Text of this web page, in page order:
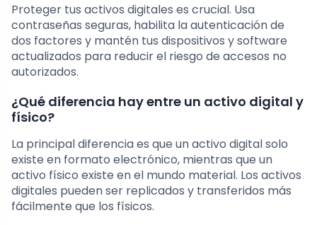
Proteger tus activos digitales es crucial. Usa
contraseñas seguras, habilita la autenticación de
dos factores y mantén tus dispositivos y software
actualizados para reducir el riesgo de accesos no
autorizados.
¿Qué diferencia hay entre un activo digital y
físico?
La principal diferencia es que un activo digital solo
existe en formato electrónico, mientras que un
activo físico existe en el mundo material. Los activos
digitales pueden ser replicados y transferidos más
fácilmente que los físicos.